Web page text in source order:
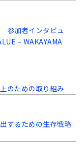
参加者インタビュ
– WAKAYAMA
のための取り組み
するための生存戦略